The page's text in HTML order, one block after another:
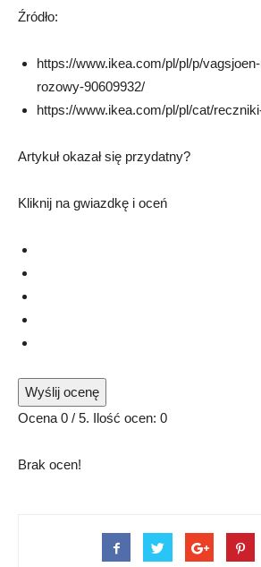
Źródło:
https://www.ikea.com/pl/pl/p/
rozowy-90609932/
https://www.ikea.com/pl/pl/cat/
Artykuł okazał się przydatny?
Kliknij na gwiazdkę i oceń
Wyślij ocenę
Ocena 0 / 5. Ilość ocen: 0
Brak ocen!